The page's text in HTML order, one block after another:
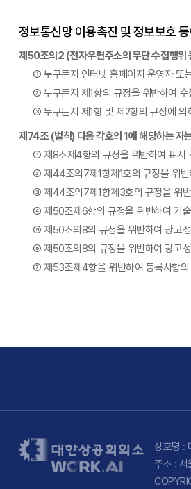
정보통신망 이용촉진 및 정보보호
제50조의2 (전자우편주소의 무단 수집행위
① 누구든지 인터넷 홈페이지 운영자 또
② 누구든지 제1항의 규정을 위반하여
③ 누구든지 제1항 및 제2항의 규정에 의
제74조 (벌칙) 다음 각호의 1에 해당하는 자
① 제8조제4항의 규정을 위반하여 표시
② 제44조의7제1항제1호의 규정을 위반
③ 제44조의7제1항제3호의 규정을 위반
④ 제50조제6항의 규정을 위반하여 기
⑤ 제50조의8의 규정을 위반하여 광고
⑥ 제50조의8의 규정을 위반하여 광고
⑦ 제53조제4항을 위반하여 등록사항의
상호명 :
주소 :